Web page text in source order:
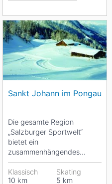
Sankt Johann im Pongau
Die gesamte Region
„Salzburger Sportwelt“
bietet ein
zusammenhängendes
Loipennetz von 220
gespurten
Loipenkilometern. In Sankt
Klassisch
10 km
Skating
5 km